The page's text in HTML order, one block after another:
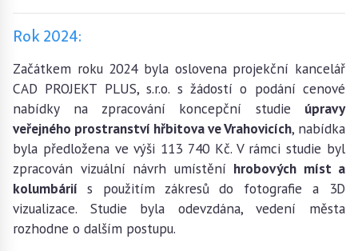
Rok 2024:
Začátkem roku 2024 byla oslovena projekční kancelář
CAD PROJEKT PLUS, s.r.o. s žádostí o podání cenové
nabídky na zpracování koncepční studie úpravy
veřejného prostranství hřbitova ve Vrahovicích, nabídka
byla předložena ve výši 113 740 Kč. V rámci studie byl
zpracován vizuální návrh umístění hrobových míst a
kolumbárií s použitím zákresů do fotografie a 3D
vizualizace. Studie byla odevzdána, vedení města
rozhodne o dalším postupu.